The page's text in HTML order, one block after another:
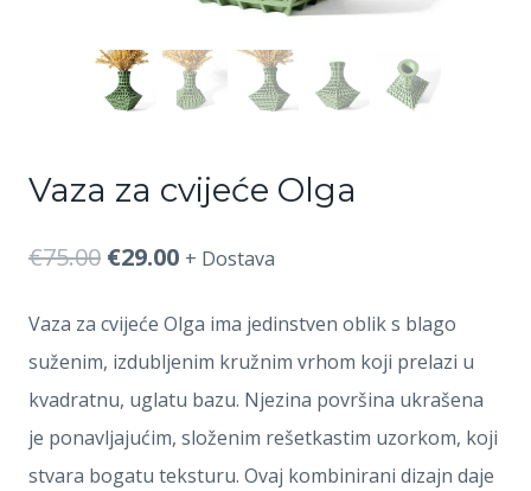
Vaza za cvijeće Olga
€75.00 Izvorna
bila
je:
€75.00.
€29.00Trenutna
je:
€29.00.
+ Dostava
Vaza za cvijeće Olga ima jedinstven oblik s blago
suženim, izdubljenim kružnim vrhom koji prelazi u
kvadratnu, uglatu bazu. Njezina površina ukrašena
je ponavljajućim, složenim rešetkastim uzorkom, koji
stvara bogatu teksturu. Ovaj kombinirani dizajn daje